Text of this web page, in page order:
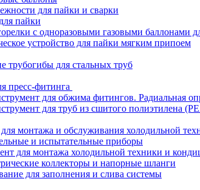
для пайки и сварки
пайки
с одноразовыми газовыми баллонами
устройство для пайки мягким припоем
трубогибы для стальных труб
пресс-фитинга
для обжима фитингов. Радиальная
для труб из сшитого полиэтилена
монтажа и обслуживания холодильной
и испытательные приборы
для монтажа холодильной техники и
коллекторы и напорные шланги
для заполнения и слива системы